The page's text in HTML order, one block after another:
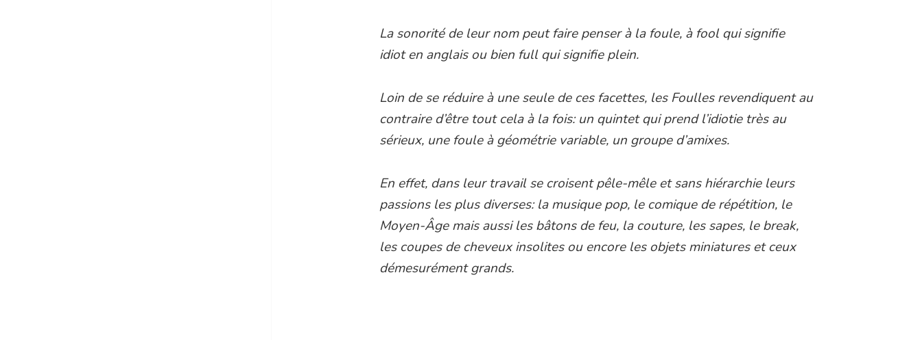
La sonorité de leur nom peut faire penser à la foule, à fool qui signifie
idiot en anglais ou bien full qui signifie plein.
Loin de se réduire à une seule de ces facettes, les Foulles revendiquent au
contraire d’être tout cela à la fois: un quintet qui prend l’idiotie très au
sérieux, une foule à géométrie variable, un groupe d’amixes.
En effet, dans leur travail se croisent pêle-mêle et sans hiérarchie leurs
passions les plus diverses: la musique pop, le comique de répétition, le
Moyen-Âge mais aussi les bâtons de feu, la couture, les sapes, le break,
les coupes de cheveux insolites ou encore les objets miniatures et ceux
démesurément grands.